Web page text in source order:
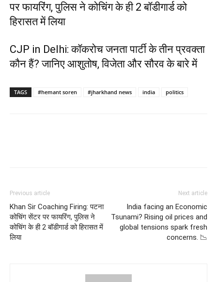
पर फायरिंग, पुलिस ने कोचिंग के ही 2 बॉडीगार्ड को
हिरासत में लिया
CJP in Delhi: कॉकरोच जनता पार्टी के तीन प्रवक्ता
कौन हैं? जानिए आशुतोष, विजेता और सौरव के बारे में
TAGS #hemant soren #jharkhand news india politics
Previous article
Khan Sir Coaching Firing: पटना
कोचिंग सेंटर पर फायरिंग, पुलिस ने
कोचिंग के ही 2 बॉडीगार्ड को हिरासत में
लिया
Next article
India facing an Economic
Tsunami? Rising oil prices and
global tensions spark fresh
concerns. 📉